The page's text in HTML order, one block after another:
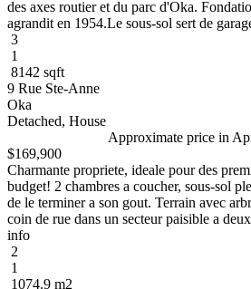
des axes routier et du parc d'Oka.
agrandit en 1954.Le sous-sol sert de
3
1
8142 sqft
9 Rue Ste-Anne
Oka
Detached, House
Approximate price in
$169,900
Charmante propriete, ideale pour des
budget! 2 chambres a coucher, sous-sol
de le terminer a son gout. Terrain avec
coin de rue dans un secteur paisible a
info
2
1
1074.9 m2